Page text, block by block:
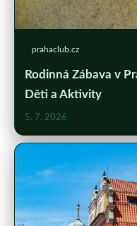
prahaclub.cz
Rodinná Zábava v
Děti a Aktivity
5. 7. 2026